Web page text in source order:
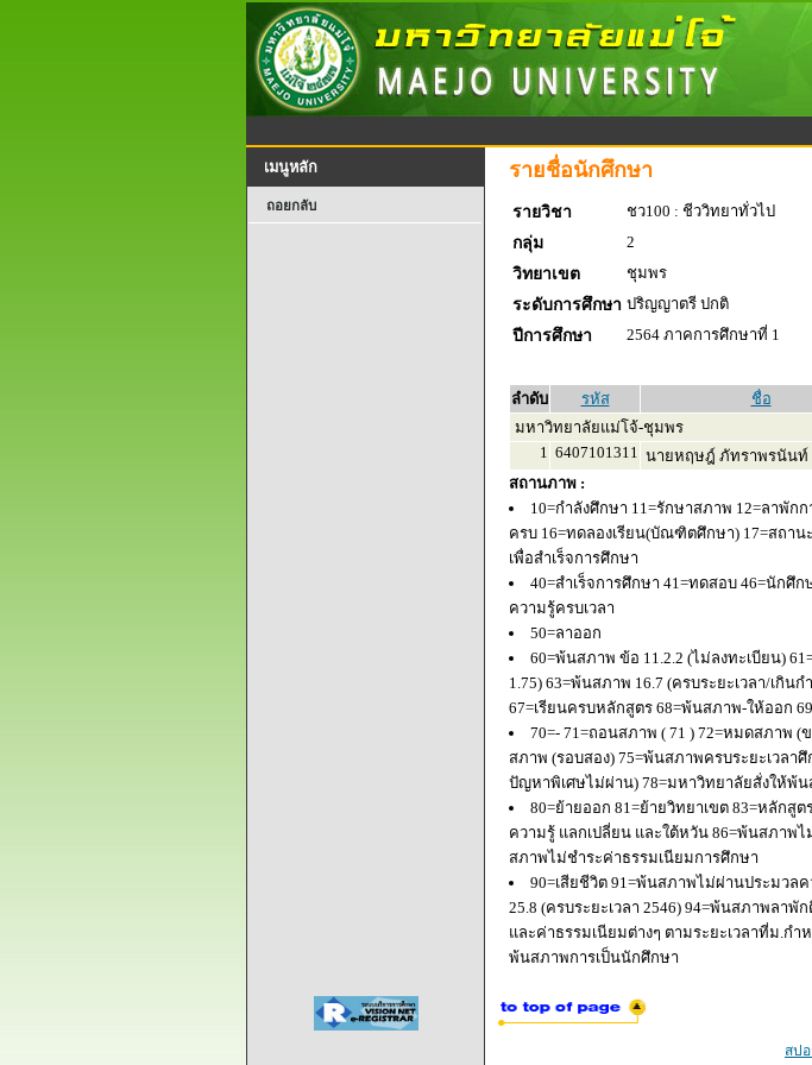
เมนูหลัก
ถอยกลับ
รายชื่อนักศึกษา
รายวิชา
ชว100 : ชีววิทยาทั่วไป
กลุ่ม
2
วิทยาเขต
ชุมพร
ระดับการศึกษา ปริญญาตรี ปกติ
ปีการศึกษา
2564 ภาคการศึกษาที่ 1
ลำดับ
รหัส ชื่อ
มหาวิทยาลัยแม่โจ้-ชุมพร
1 6407101311 นายหฤษฎ์ ภัทราพรนันท์
สถานภาพ :
10=กำลังศึกษา 11=รักษาสภาพ 12=ลาพัก
ครบ 16=ทดลองเรียน(บัณฑิตศึกษา) 17=สถา
เพื่อสำเร็จการศึกษา
40=สำเร็จการศึกษา 41=ทดสอบ 46=นักศึ
ความรู้ครบเวลา
50=ลาออก
60=พ้นสภาพ ข้อ 11.2.2 (ไม่ลงทะเบียน)
1.75) 63=พ้นสภาพ 16.7 (ครบระยะเวลา/เกิ
67=เรียนครบหลักสูตร 68=พ้นสภาพ-ให้ออก
70=- 71=ถอนสภาพ ( 71 ) 72=หมดสภาพ
สภาพ (รอบสอง) 75=พ้นสภาพครบระยะเวล
ปัญหาพิเศษไม่ผ่าน) 78=มหาวิทยาลัยสั่งให้พ้
80=ย้ายออก 81=ย้ายวิทยาเขต 83=หลัก
ความรู้ แลกเปลี่ยน และใต้หวัน 86=พ้นสภาพ
สภาพไม่ชำระค่าธรรมเนียมการศึกษา
90=เสียชีวิต 91=พ้นสภาพไม่ผ่านประมว
25.8 (ครบระยะเวลา 2546) 94=พ้นสภาพลา
และค่าธรรมเนียมต่างๆ ตามระยะเวลาที่ม.ก
พ้นสภาพการเป็นนักศึกษา
สปอ